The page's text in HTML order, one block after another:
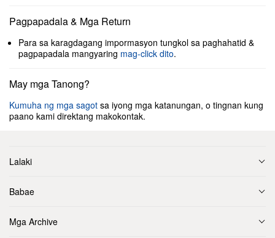
Pagpapadala & Mga Return
Para sa karagdagang impormasyon tungkol sa paghahatid &
pagpapadala mangyaring mag-click dito.
May mga Tanong?
Kumuha ng mga sagot sa iyong mga katanungan, o tingnan kung
paano kami direktang makokontak.
Lalaki
Babae
Mga Archive